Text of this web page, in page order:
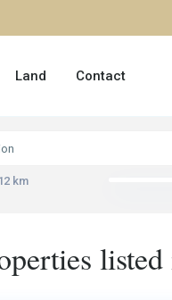
Land Contact
km